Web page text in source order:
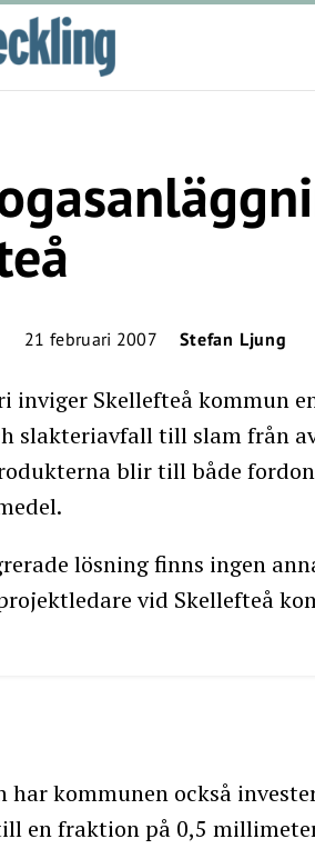
21 februari 2007 Stefan Ljung
inviger Skellefteå kommun
slakteriavfall till slam från
blir till både
lösning finns ingen
vid Skellefteå
har kommunen också
en fraktion på 0,5